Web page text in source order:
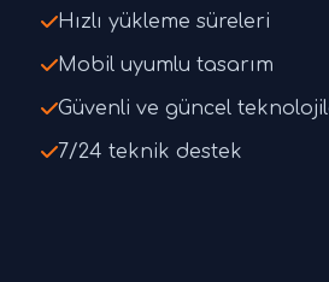
Hızlı yükleme süreleri
Mobil uyumlu tasarım
Güvenli ve güncel
7/24 teknik destek